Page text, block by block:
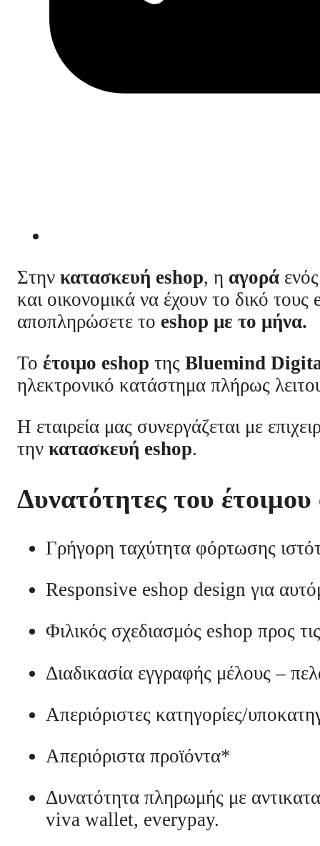
Στην κατασκευή eshop, η αγορά
και οικονομικά να έχουν το δικό
αποπληρώσετε το eshop με το μήνα.
Το έτοιμο eshop της Bluemind
ηλεκτρονικό κατάστημα πλήρως
Η εταιρεία μας συνεργάζεται με
την κατασκευή eshop.
Δυνατότητες του έτοιμου
Γρήγορη ταχύτητα φόρτωσης
Responsive eshop design για
Φιλικός σχεδιασμός eshop προς
Διαδικασία εγγραφής μέλους –
Απεριόριστες κατηγορίες/
Απεριόριστα προϊόντα*
Δυνατότητα πληρωμής με
viva wallet, everypay.